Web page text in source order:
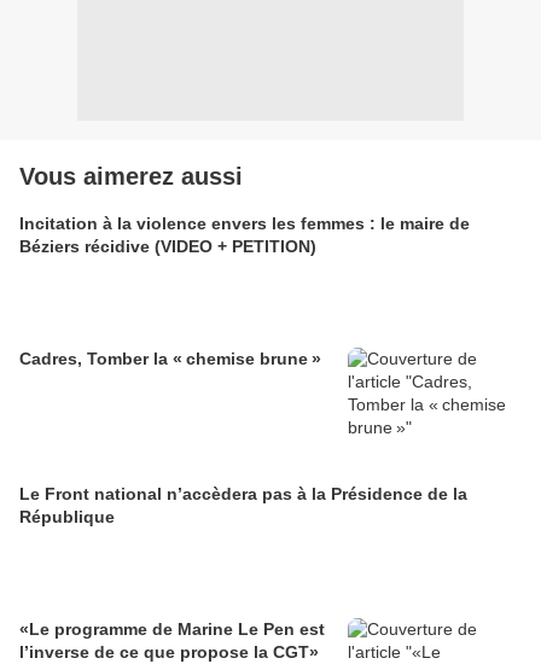
Vous aimerez aussi
Incitation à la violence envers les femmes : le maire de
Béziers récidive (VIDEO + PETITION)
Cadres, Tomber la « chemise brune »
Le Front national n’accèdera pas à la Présidence de la
République
«Le programme de Marine Le Pen est
l’inverse de ce que propose la CGT»